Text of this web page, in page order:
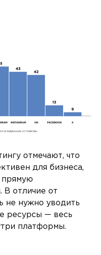
отмечают, что
для бизнеса,
прямую
В отличие от
не нужно уводить
ресурсы — весь
платформы.